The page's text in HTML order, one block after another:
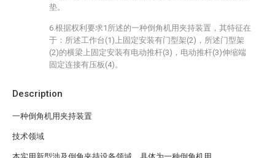
Description
一种倒角机用夹持装置
技术领域
垫。
6.根据权利要求1所述的一种倒角机用夹持装置，其特征在
于：所述工作台(1)上固定安装有门型架(2)，所述门型架
(2)的横梁上固定安装有电动推杆(3)，电动推杆(3)伸缩端
固定连接有压板(4)。